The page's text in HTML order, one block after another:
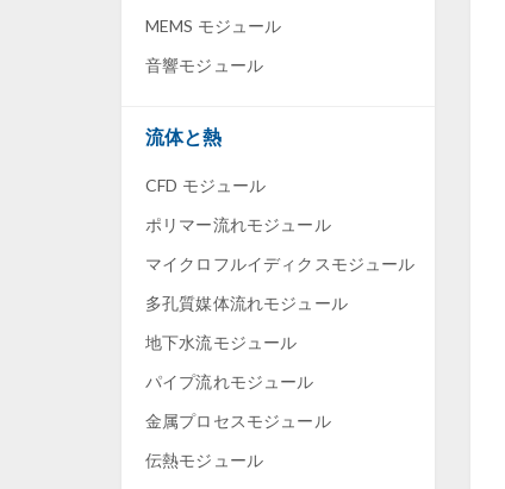
MEMS モジュール
音響モジュール
流体と熱
CFD モジュール
ポリマー流れモジュール
マイクロフルイディクスモジュール
多孔質媒体流れモジュール
地下水流モジュール
パイプ流れモジュール
金属プロセスモジュール
伝熱モジュール